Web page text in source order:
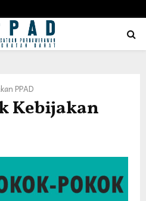
PPAD
Kebijakan